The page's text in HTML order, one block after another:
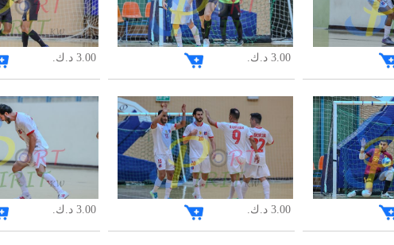
3.00 د.ك. 3.00 د.ك.
3.00 د.ك. 3.00 د.ك.